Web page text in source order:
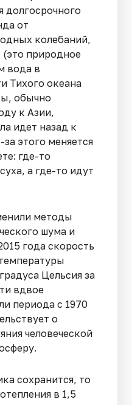
долгосрочного
от
колебаний,
природное
вода в
Тихого океана
обычно
к Азии,
идет назад к
этого меняется
где-то
а где-то идут
методы
шума и
года скорость
Цельсия за
вдвое
периода с 1970
о
человеческой
сохранится, то
в 1,5